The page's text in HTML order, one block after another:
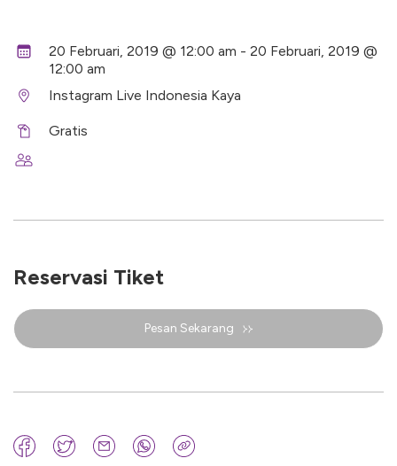
20 Februari, 2019 @ 12:00 am - 20 Februari, 2019 @
12:00 am
Instagram Live Indonesia Kaya
Gratis
Reservasi Tiket
Pesan Sekarang